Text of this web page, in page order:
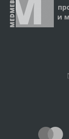
и